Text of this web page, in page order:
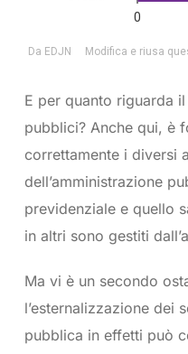
E per quanto riguarda
pubblici? Anche qui, è
correttamente i diversi
dell’amministrazione
previdenziale e quello
in altri sono gestiti
Ma vi è un secondo
l’esternalizzazione dei
pubblica in effetti può